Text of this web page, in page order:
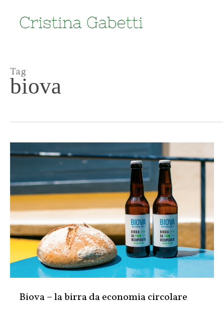
Tag
biova
Biova – la birra da economia circolare